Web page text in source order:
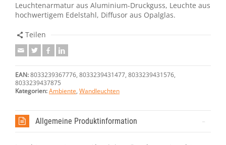
Leuchtenarmatur aus Aluminium-Druckguss, Leuchte aus
hochwertigem Edelstahl, Diffusor aus Opalglas.
Teilen
EAN: 8033239367776, 8033239431477, 8033239431576,
8033239437875
Kategorien: Ambiente, Wandleuchten
Allgemeine Produktinformation